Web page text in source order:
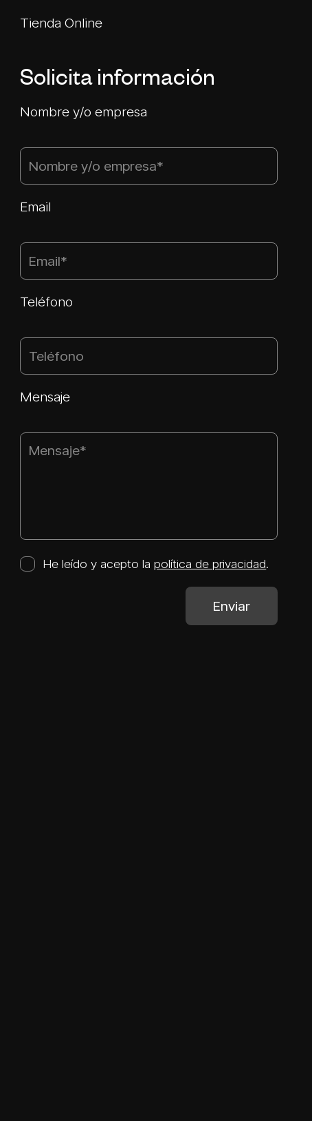
Tienda Online
Solicita información
Nombre y/o empresa
Email
Teléfono
Mensaje
He leído y acepto lapolítica de privacidad.